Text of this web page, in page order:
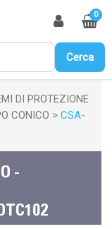
0
Cerca
DI PROTEZIONE
CONICO
CSA-
-